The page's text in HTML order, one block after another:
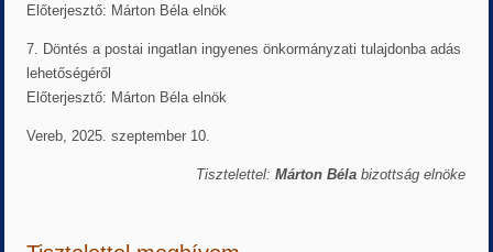
Előterjesztő: Márton Béla elnök
7. Döntés a postai ingatlan ingyenes önkormányzati tulajdonba adás
lehetőségéről
Előterjesztő: Márton Béla elnök
Vereb, 2025. szeptember 10.
Tisztelettel:Márton Béla bizottság elnöke